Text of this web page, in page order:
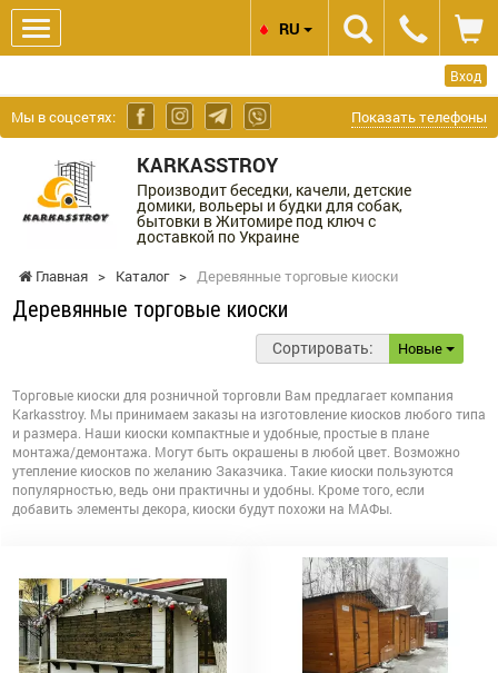
Вход
Мы в соцсетях: Показать телефоны
KARKASSTROY
Производит беседки, качели, детские
домики, вольеры и будки для собак,
бытовки в Житомире под ключ с
доставкой по Украине
RU
Главная > Каталог > Деревянные торговые киоски
Деревянные торговые киоски
Сортировать: Новые
Торговые киоски для розничной торговли Вам предлагает компания
Karkasstroy. Мы принимаем заказы на изготовление киосков любого типа
и размера. Наши киоски компактные и удобные, простые в плане
монтажа/демонтажа. Могут быть окрашены в любой цвет. Возможно
утепление киосков по желанию Заказчика. Такие киоски пользуются
популярностью, ведь они практичны и удобны. Кроме того, если
добавить элементы декора, киоски будут похожи на МАФы.